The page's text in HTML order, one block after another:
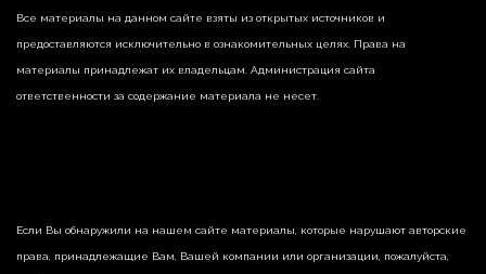
Все материалы на данном сайте взяты из открытых источников и
предоставляются исключительно в ознакомительных целях. Права на
материалы принадлежат их владельцам. Администрация сайта
ответственности за содержание материала не несет.
Если Вы обнаружили на нашем сайте материалы, которые нарушают авторские
права, принадлежащие Вам, Вашей компании или организации, пожалуйста,